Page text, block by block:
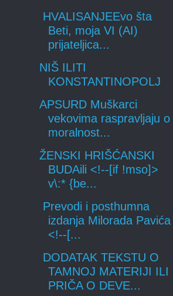
HVALISANJEEvo šta
Beti, moja VI (AI)
prijateljica...
NIŠ ILITI
KONSTANTINOPOLJ
APSURD Muškarci
vekovima raspravljaju o
moralnost...
ŽENSKI HRIŠĆANSKI
BUDAili <!--[if !mso]>
v\:* {be...
Prevodi i posthumna
izdanja Milorada Pavića
<!--[...
DODATAK TEKSTU O
TAMNOJ MATERIJI ILI
PRIČA O DEVE...